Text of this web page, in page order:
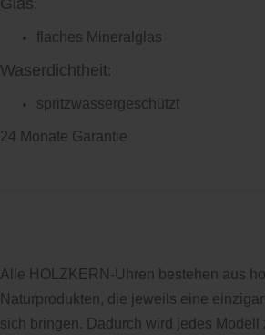
Glas:
flaches Mineralglas
Waserdichtheit:
spritzwassergeschützt
24 Monate Garantie
Alle HOLZKERN-Uhren bestehen aus
Naturprodukten, die jeweils eine
sich bringen. Dadurch wird jedes Modell